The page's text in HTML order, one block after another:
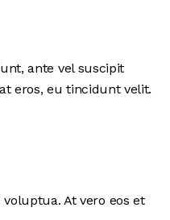
ante vel suscipit
eros, eu tincidunt velit.
At vero eos et